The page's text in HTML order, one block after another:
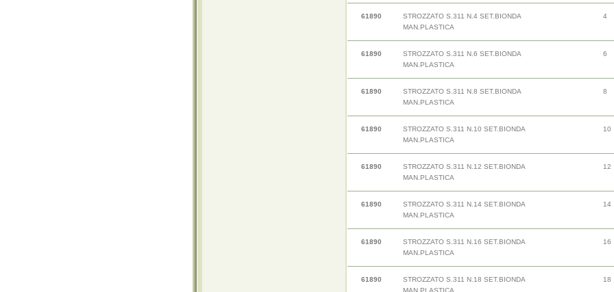
61890
STROZZATO S.311 N.4 SET.BIONDA
MAN.PLASTICA
4
61890
STROZZATO S.311 N.6 SET.BIONDA
MAN.PLASTICA
6
61890
STROZZATO S.311 N.8 SET.BIONDA
MAN.PLASTICA
8
61890
STROZZATO S.311 N.10 SET.BIONDA
MAN.PLASTICA
10
61890
STROZZATO S.311 N.12 SET.BIONDA
MAN.PLASTICA
12
61890
STROZZATO S.311 N.14 SET.BIONDA
MAN.PLASTICA
14
61890
STROZZATO S.311 N.16 SET.BIONDA
MAN.PLASTICA
16
61890
STROZZATO S.311 N.18 SET.BIONDA
MAN.PLASTICA
18